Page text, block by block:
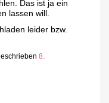
Das ist ja ein
lassen will.
leider bzw.
8.